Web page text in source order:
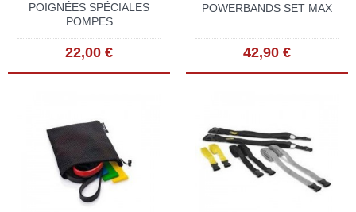
POIGNÉES SPÉCIALES
POMPES
22,00 €
POWERBANDS SET MAX
42,90 €